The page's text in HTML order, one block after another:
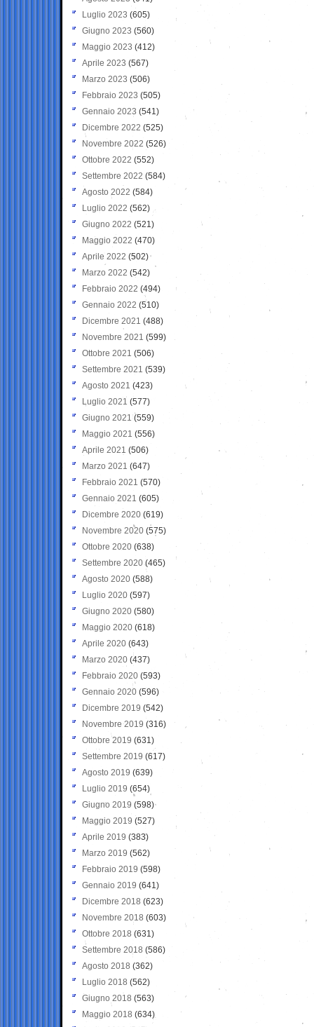
Luglio 2023 (605)
Giugno 2023 (560)
Maggio 2023 (412)
Aprile 2023 (567)
Marzo 2023 (506)
Febbraio 2023 (505)
Gennaio 2023 (541)
Dicembre 2022 (525)
Novembre 2022 (526)
Ottobre 2022 (552)
Settembre 2022 (584)
Agosto 2022 (584)
Luglio 2022 (562)
Giugno 2022 (521)
Maggio 2022 (470)
Aprile 2022 (502)
Marzo 2022 (542)
Febbraio 2022 (494)
Gennaio 2022 (510)
Dicembre 2021 (488)
Novembre 2021 (599)
Ottobre 2021 (506)
Settembre 2021 (539)
Agosto 2021 (423)
Luglio 2021 (577)
Giugno 2021(559)
Maggio 2021 (556)
Aprile 2021 (506)
Marzo 2021 (647)
Febbraio 2021 (570)
Gennaio 2021 (605)
Dicembre 2020 (619)
Novembre 2020 (575)
Ottobre 2020 (638)
Settembre 2020(465)
Agosto 2020 (588)
Luglio 2020 (597)
Giugno 2020 (580)
Maggio 2020 (618)
Aprile 2020 (643)
Marzo 2020 (437)
Febbraio 2020 (593)
Gennaio 2020 (596)
Dicembre 2019 (542)
Novembre 2019 (316)
Ottobre 2019 (631)
Settembre 2019 (617)
Agosto 2019 (639)
Luglio 2019 (654)
Giugno 2019 (598)
Maggio 2019 (527)
Aprile 2019 (383)
Marzo 2019 (562)
Febbraio 2019 (598)
Gennaio 2019 (641)
Dicembre 2018 (623)
Novembre 2018 (603)
Ottobre 2018 (631)
Settembre 2018 (586)
Agosto 2018 (362)
Luglio 2018 (562)
Giugno 2018 (563)
Maggio 2018 (634)